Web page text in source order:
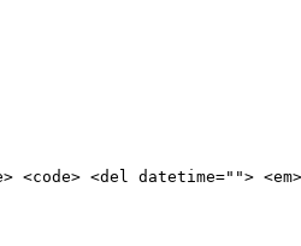
<del datetime="">